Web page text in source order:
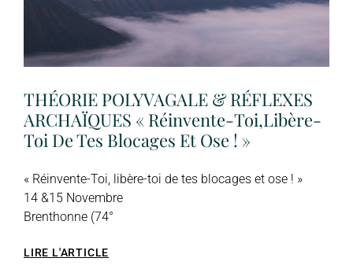
THÉORIE POLYVAGALE & RÉFLEXES
ARCHAÏQUES « Réinvente-Toi,libère-
Toi De Tes Blocages Et Ose ! »
« Réinvente-Toi, libère-toi de tes blocages et ose ! »
14 &15 Novembre
Brenthonne (74°
LIRE L'ARTICLE